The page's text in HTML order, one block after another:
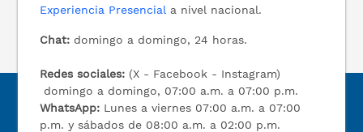
Experiencia Presencial a nivel nacional.
Chat: domingo a domingo, 24 horas.
Redes sociales: (X - Facebook - Instagram)
domingo a domingo, 07:00 a.m. a 07:00 p.m.
WhatsApp: Lunes a viernes 07:00 a.m. a 07:00
p.m. y sábados de 08:00 a.m. a 02:00 p.m.